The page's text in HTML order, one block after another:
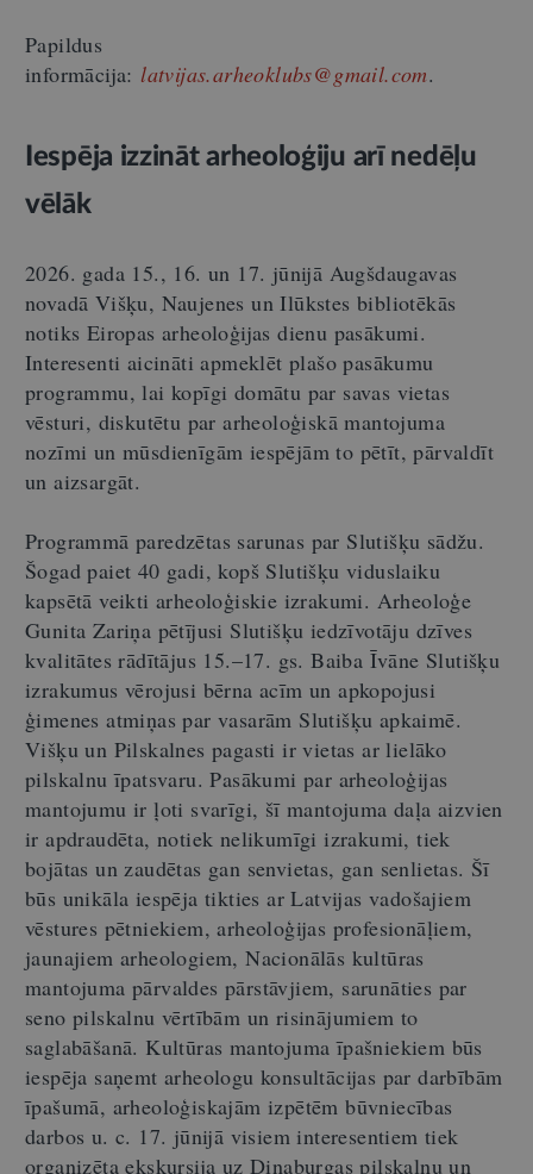
Papildus
informācija: latvijas.arheoklubs@gmail.com.
Iespēja izzināt arheoloģiju arī nedēļu
vēlāk
2026. gada 15., 16. un 17. jūnijā Augšdaugavas
novadā Višķu, Naujenes un Ilūkstes bibliotēkās
notiks Eiropas arheoloģijas dienu pasākumi.
Interesenti aicināti apmeklēt plašo pasākumu
programmu, lai kopīgi domātu par savas vietas
vēsturi, diskutētu par arheoloģiskā mantojuma
nozīmi un mūsdienīgām iespējām to pētīt, pārvaldīt
un aizsargāt.
Programmā paredzētas sarunas par Slutišķu sādžu.
Šogad paiet 40 gadi, kopš Slutišķu viduslaiku
kapsētā veikti arheoloģiskie izrakumi. Arheoloģe
Gunita Zariņa pētījusi Slutišķu iedzīvotāju dzīves
kvalitātes rādītājus 15.–17. gs. Baiba Īvāne Slutišķu
izrakumus vērojusi bērna acīm un apkopojusi
ģimenes atmiņas par vasarām Slutišķu apkaimē.
Višķu un Pilskalnes pagasti ir vietas ar lielāko
pilskalnu īpatsvaru. Pasākumi par arheoloģijas
mantojumu ir ļoti svarīgi, šī mantojuma daļa aizvien
ir apdraudēta, notiek nelikumīgi izrakumi, tiek
bojātas un zaudētas gan senvietas, gan senlietas. Šī
būs unikāla iespēja tikties ar Latvijas vadošajiem
vēstures pētniekiem, arheoloģijas profesionāļiem,
jaunajiem arheologiem, Nacionālās kultūras
mantojuma pārvaldes pārstāvjiem, sarunāties par
seno pilskalnu vērtībām un risinājumiem to
saglabāšanā. Kultūras mantojuma īpašniekiem būs
iespēja saņemt arheologu konsultācijas par darbībām
īpašumā, arheoloģiskajām izpētēm būvniecības
darbos u. c. 17. jūnijā visiem interesentiem tiek
organizēta ekskursija uz Dinaburgas pilskalnu un